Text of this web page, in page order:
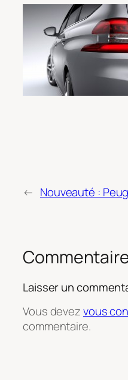
← Nouveauté :
Laisser un
Vous devezvous
commentaire.